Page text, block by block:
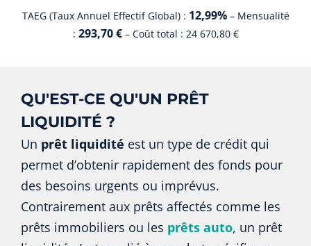
TAEG (Taux Annuel Effectif Global) : 12,99%– Mensualité
: 293,70 €– Coût total : 24 670,80 €
QU'EST-CE QU'UN PRÊT
LIQUIDITÉ ?
Un prêt liquidité est un type de crédit qui
permet d’obtenir rapidement des fonds pour
des besoins urgents ou imprévus.
Contrairement aux prêts affectés comme les
prêts immobiliers ou les prêts auto, un prêt